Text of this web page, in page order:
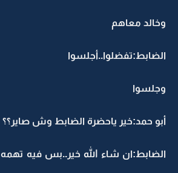
وخالد معاهم
الضابط:تفضلوا..أجلسوا
وجلسوا
أبو حمد:خير ياحضرة الضابط وش صاير؟؟
الضابط:ان شاء الله خير..بس فيه